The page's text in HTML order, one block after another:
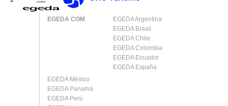
EGEDA COM
EGEDA Argentina
EGEDA Brasil
EGEDA Chile
EGEDA Colombia
EGEDA Ecuador
EGEDA España
EGEDA México
EGEDA Panamá
EGEDA Perú